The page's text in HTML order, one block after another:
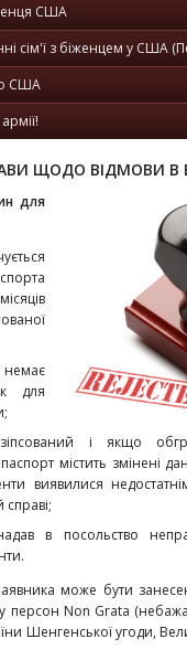
США
сім'ї з біженцем у США
США
ЩОДО ВІДМОВИ В
для
для
і якщо
містить змінені
виявилися
в посольство
може бути
персон Non Grata
Шенгенської угоди,